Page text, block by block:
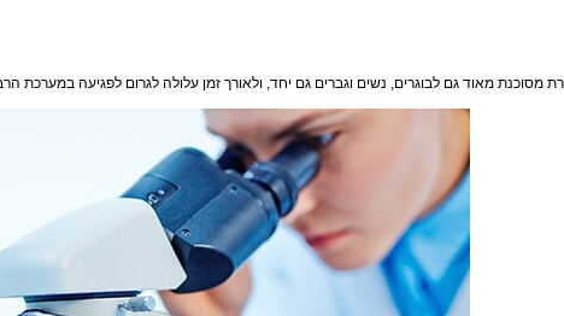
מאוד גם לבוגרים, נשים וגברים גם יחד, ולאורך זמן עלולה לגרום לפגיעה במערכת